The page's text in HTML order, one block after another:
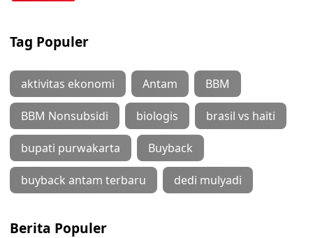
Tag Populer
aktivitas ekonomi Antam BBM
BBM Nonsubsidi biologis brasil vs haiti
bupati purwakarta Buyback
buyback antam terbaru dedi mulyadi
Berita Populer